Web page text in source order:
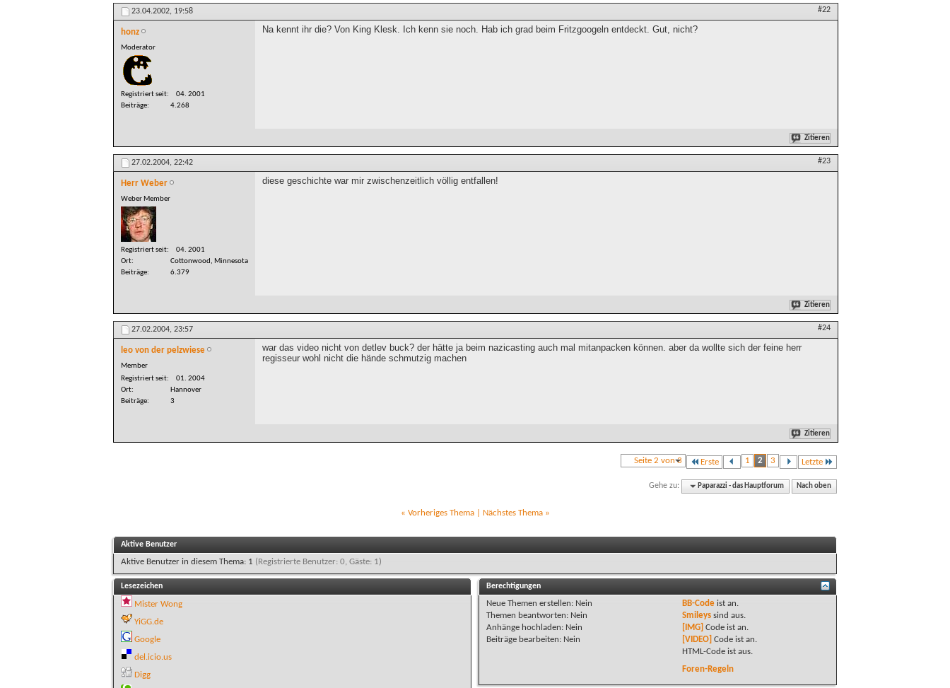
23.04.2002, 19:58 #22
honz
Moderator
Registriert seit
04. 2001
Beiträge
4.268
Na kennt ihr die? Von King Klesk. Ich kenn sie noch. Hab ich grad beim Fritzgoogeln entdeckt. Gut, nicht?
Zitieren
27.02.2004, 22:42 #23
Herr Weber
Weber Member
Registriert seit
04. 2001
Ort
Cottonwood, Minnesota
Beiträge
6.379
diese geschichte war mir zwischenzeitlich völlig entfallen!
Zitieren
27.02.2004, 23:57 #24
leo von der pelzwiese
Member
Registriert seit
01. 2004
Ort
Hannover
Beiträge
3
war das video nicht von detlev buck? der hätte ja beim nazicasting auch mal mitanpacken können. aber da wollte sich der feine herr
regisseur wohl nicht die hände schmutzig machen
Zitieren
Seite 2 von 3 Erste 1 2 3 Letzte
Gehe zu: Paparazzi - das Hauptforum Nach oben
« Vorheriges Thema| Nächstes Thema »
Aktive Benutzer
Aktive Benutzer in diesem Thema: 1 (Registrierte Benutzer: 0, Gäste: 1)
Lesezeichen
Mister Wong
YiGG.de
Google
del.icio.us
Digg
Berechtigungen
Neue Themen erstellen: Nein
Themen beantworten: Nein
Anhänge hochladen: Nein
Beiträge bearbeiten: Nein
BB-Codeist an.
Smileyssind aus.
[IMG] Code ist an.
[VIDEO] Code ist an.
HTML-Code ist aus.
Foren-Regeln